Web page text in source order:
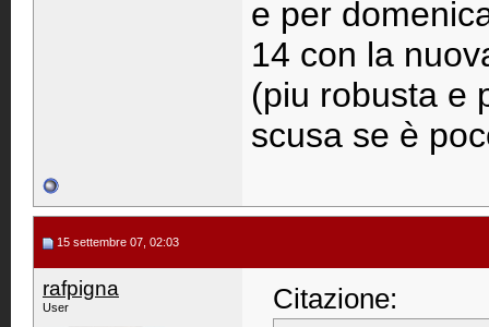
e per
14 con la
(piu robusta e
scusa se è
15 settembre 07, 02:03
rafpigna
User Citazione: